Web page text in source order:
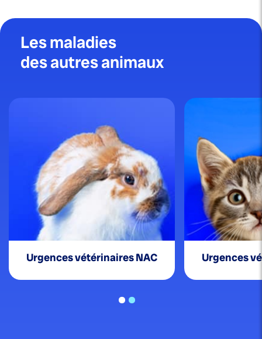
Les maladies
des autres animaux
Urgencesvétérinaires NAC Urgences